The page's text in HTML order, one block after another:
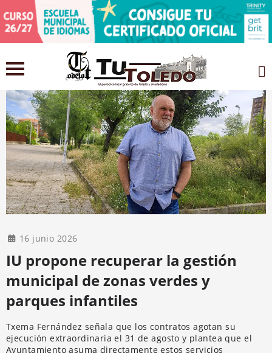
16 junio 2026
IU propone recuperar la gestión
municipal de zonas verdes y
parques infantiles
Txema Fernández señala que los contratos agotan su
ejecución extraordinaria el 31 de agosto y plantea que el
Ayuntamiento asuma directamente estos servicios